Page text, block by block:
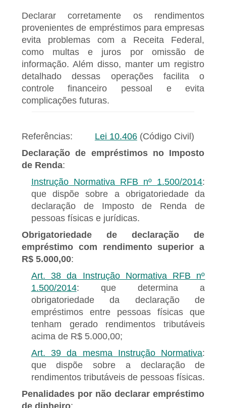
Declarar corretamente os rendimentos
provenientes de empréstimos para empresas
evita problemas com a Receita Federal,
como multas e juros por omissão de
informação. Além disso, manter um registro
detalhado dessas operações facilita o
controle financeiro pessoal e evita
complicações futuras.
Referências: Lei 10.406(Código Civil)
Declaração de empréstimos no Imposto
de Renda:
Instrução Normativa RFB nº 1.500/2014:
que dispõe sobre a obrigatoriedade da
declaração de Imposto de Renda de
pessoas físicas e jurídicas.
Obrigatoriedade de declaração de
empréstimo com rendimento superior a
R$ 5.000,00:
Art. 38 da Instrução Normativa RFB nº
1.500/2014: que determina a
obrigatoriedade da declaração de
empréstimos entre pessoas físicas que
tenham gerado rendimentos tributáveis
acima de R$ 5.000,00;
Art. 39 da mesma Instrução Normativa:
que dispõe sobre a declaração de
rendimentos tributáveis de pessoas físicas.
Penalidades por não declarar empréstimo
de dinheiro: